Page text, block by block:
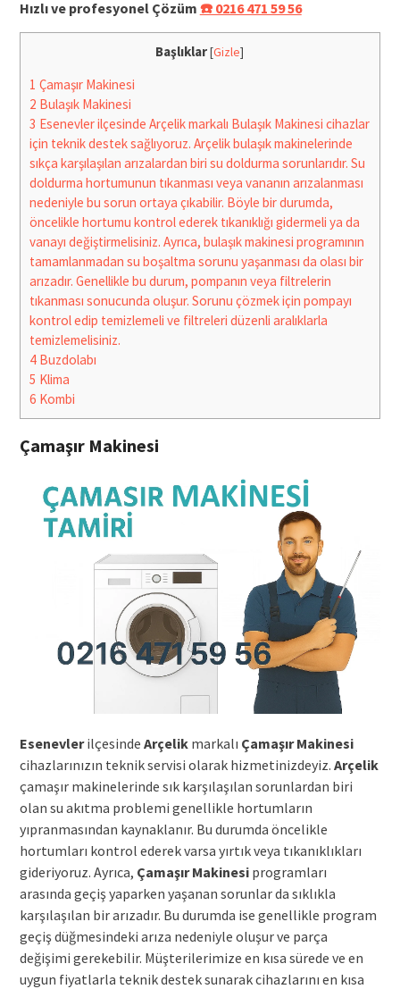
Hızlı ve profesyonel Çözüm ☎️ 0216 471 59 56
Başlıklar[Gizle]
1 Çamaşır Makinesi
2 Bulaşık Makinesi
3 Esenevler ilçesinde Arçelik markalı Bulaşık Makinesi cihazlar
için teknik destek sağlıyoruz. Arçelik bulaşık makinelerinde
sıkça karşılaşılan arızalardan biri su doldurma sorunlarıdır. Su
doldurma hortumunun tıkanması veya vananın arızalanması
nedeniyle bu sorun ortaya çıkabilir. Böyle bir durumda,
öncelikle hortumu kontrol ederek tıkanıklığı gidermeli ya da
vanayı değiştirmelisiniz. Ayrıca, bulaşık makinesi programının
tamamlanmadan su boşaltma sorunu yaşanması da olası bir
arızadır. Genellikle bu durum, pompanın veya filtrelerin
tıkanması sonucunda oluşur. Sorunu çözmek için pompayı
kontrol edip temizlemeli ve filtreleri düzenli aralıklarla
temizlemelisiniz.
4Buzdolabı
5 Klima
6 Kombi
Çamaşır Makinesi
Esenevlerilçesinde Arçelikmarkalı Çamaşır Makinesi
cihazlarınızın teknik servisi olarak hizmetinizdeyiz. Arçelik
çamaşır makinelerinde sık karşılaşılan sorunlardan biri
olan su akıtma problemi genellikle hortumların
yıpranmasından kaynaklanır. Bu durumda öncelikle
hortumları kontrol ederek varsa yırtık veya tıkanıklıkları
gideriyoruz. Ayrıca, Çamaşır Makinesiprogramları
arasında geçiş yaparken yaşanan sorunlar da sıklıkla
karşılaşılan bir arızadır. Bu durumda ise genellikle program
geçiş düğmesindeki arıza nedeniyle oluşur ve parça
değişimi gerekebilir. Müşterilerimize en kısa sürede ve en
uygun fiyatlarla teknik destek sunarak cihazlarını en kısa